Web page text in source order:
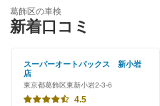
江戸川区
大田区
北区
江東区
特典あり
新車初回割りあり
「車検の速太郎」
アップル車検
オートバックス
葛飾区の車検
新着口コミ
スーパーオートバックス 新小岩
店
東京都葛飾区東新小岩2-3-6
4.5